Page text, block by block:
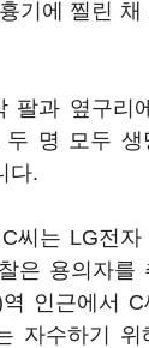
기에 찔린 채
팔과 옆구리
두 명 모두 생
다.
씨는 LG전
은 용의자를
인근에서 C
자수하기